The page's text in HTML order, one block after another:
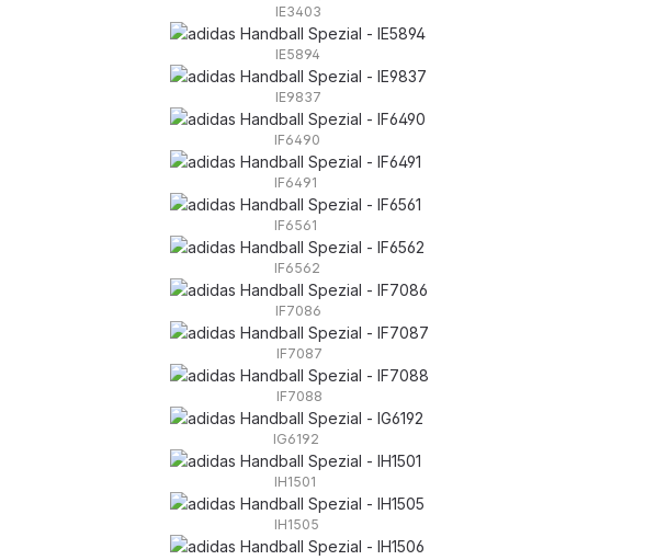
IE3403
IE5894
IE9837
IF6490
IF6491
IF6561
IF6562
IF7086
IF7087
IF7088
IG6192
IH1501
IH1505